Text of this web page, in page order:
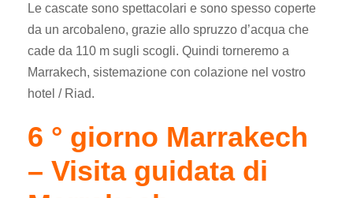
Le cascate sono spettacolari e sono spesso coperte
da un arcobaleno, grazie allo spruzzo d’acqua che
cade da 110 m sugli scogli. Quindi torneremo a
Marrakech, sistemazione con colazione nel vostro
hotel / Riad.
6 ° giorno Marrakech
– Visita guidata di